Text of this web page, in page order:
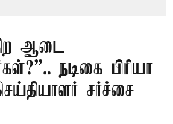
ஆடை
நடிகை பிரியா
சர்ச்சை